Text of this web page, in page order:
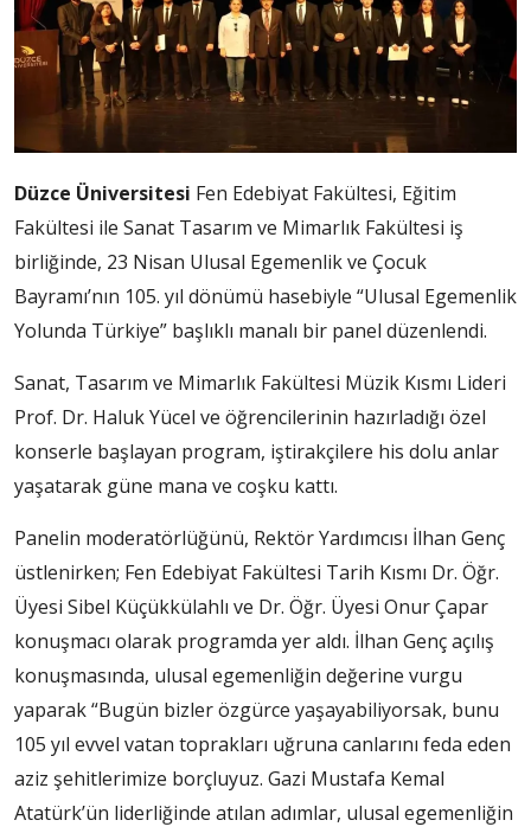
Düzce Üniversitesi Fen Edebiyat Fakültesi, Eğitim
Fakültesi ile Sanat Tasarım ve Mimarlık Fakültesi iş
birliğinde, 23 Nisan Ulusal Egemenlik ve Çocuk
Bayramı’nın 105. yıl dönümü hasebiyle “Ulusal Egemenlik
Yolunda Türkiye” başlıklı manalı bir panel düzenlendi.
Sanat, Tasarım ve Mimarlık Fakültesi Müzik Kısmı Lideri
Prof. Dr. Haluk Yücel ve öğrencilerinin hazırladığı özel
konserle başlayan program, iştirakçilere his dolu anlar
yaşatarak güne mana ve coşku kattı.
Panelin moderatörlüğünü, Rektör Yardımcısı İlhan Genç
üstlenirken; Fen Edebiyat Fakültesi Tarih Kısmı Dr. Öğr.
Üyesi Sibel Küçükkülahlı ve Dr. Öğr. Üyesi Onur Çapar
konuşmacı olarak programda yer aldı. İlhan Genç açılış
konuşmasında, ulusal egemenliğin değerine vurgu
yaparak “Bugün bizler özgürce yaşayabiliyorsak, bunu
105 yıl evvel vatan toprakları uğruna canlarını feda eden
aziz şehitlerimize borçluyuz. Gazi Mustafa Kemal
Atatürk’ün liderliğinde atılan adımlar, ulusal egemenliğin